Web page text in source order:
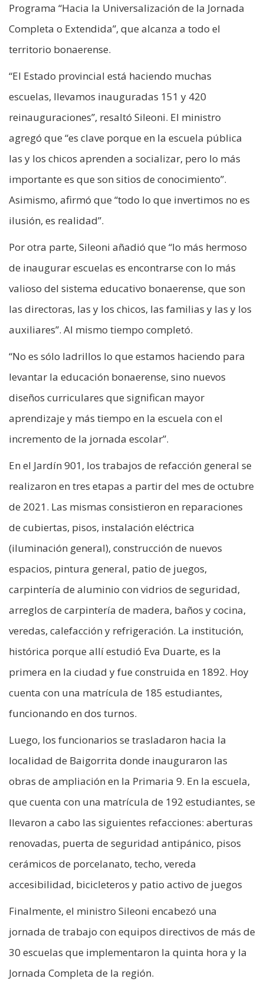
Programa “Hacia la Universalización de la Jornada
Completa o Extendida”, que alcanza a todo el
territorio bonaerense.
“El Estado provincial está haciendo muchas
escuelas, llevamos inauguradas 151 y 420
reinauguraciones”, resaltó Sileoni. El ministro
agregó que “es clave porque en la escuela pública
las y los chicos aprenden a socializar, pero lo más
importante es que son sitios de conocimiento”.
Asimismo, afirmó que “todo lo que invertimos no es
ilusión, es realidad”.
Por otra parte, Sileoni añadió que “lo más hermoso
de inaugurar escuelas es encontrarse con lo más
valioso del sistema educativo bonaerense, que son
las directoras, las y los chicos, las familias y las y los
auxiliares”. Al mismo tiempo completó.
“No es sólo ladrillos lo que estamos haciendo para
levantar la educación bonaerense, sino nuevos
diseños curriculares que significan mayor
aprendizaje y más tiempo en la escuela con el
incremento de la jornada escolar”.
En el Jardín 901, los trabajos de refacción general se
realizaron en tres etapas a partir del mes de octubre
de 2021. Las mismas consistieron en reparaciones
de cubiertas, pisos, instalación eléctrica
(iluminación general), construcción de nuevos
espacios, pintura general, patio de juegos,
carpintería de aluminio con vidrios de seguridad,
arreglos de carpintería de madera, baños y cocina,
veredas, calefacción y refrigeración. La institución,
histórica porque allí estudió Eva Duarte, es la
primera en la ciudad y fue construida en 1892. Hoy
cuenta con una matrícula de 185 estudiantes,
funcionando en dos turnos.
Luego, los funcionarios se trasladaron hacia la
localidad de Baigorrita donde inauguraron las
obras de ampliación en la Primaria 9. En la escuela,
que cuenta con una matrícula de 192 estudiantes, se
llevaron a cabo las siguientes refacciones: aberturas
renovadas, puerta de seguridad antipánico, pisos
cerámicos de porcelanato, techo, vereda
accesibilidad, bicicleteros y patio activo de juegos
Finalmente, el ministro Sileoni encabezó una
jornada de trabajo con equipos directivos de más de
30 escuelas que implementaron la quinta hora y la
Jornada Completa de la región.